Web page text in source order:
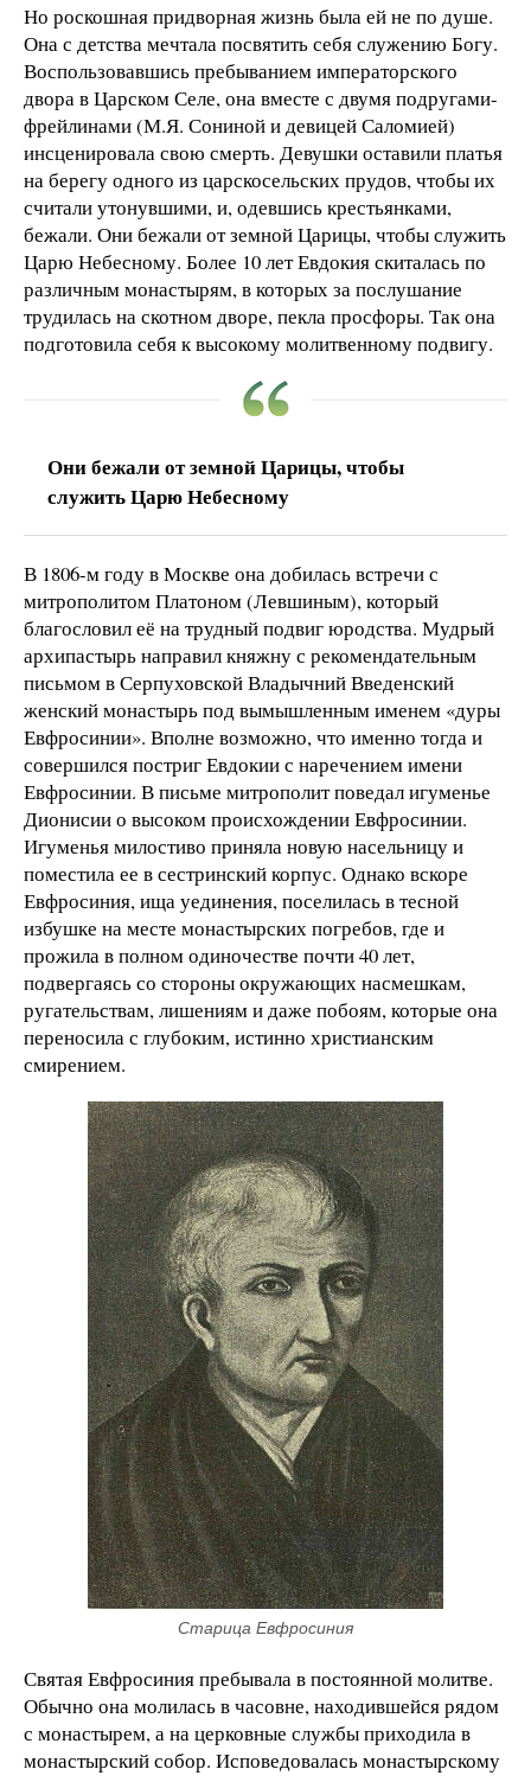
Но роскошная придворная жизнь была ей не по душе.
Она с детства мечтала посвятить себя служению Богу.
Воспользовавшись пребыванием императорского
двора в Царском Селе, она вместе с двумя подругами-
фрейлинами (М.Я. Сониной и девицей Саломией)
инсценировала свою смерть. Девушки оставили платья
на берегу одного из царскосельских прудов, чтобы их
считали утонувшими, и, одевшись крестьянками,
бежали. Они бежали от земной Царицы, чтобы служить
Царю Небесному. Более 10 лет Евдокия скиталась по
различным монастырям, в которых за послушание
трудилась на скотном дворе, пекла просфоры. Так она
подготовила себя к высокому молитвенному подвигу.
Они бежали от земной Царицы, чтобы
служить Царю Небесному
В 1806-м году в Москве она добилась встречи с
митрополитом Платоном (Левшиным), который
благословил её на трудный подвиг юродства. Мудрый
архипастырь направил княжну с рекомендательным
письмом в Серпуховской Владычний Введенский
женский монастырь под вымышленным именем «дуры
Евфросинии». Вполне возможно, что именно тогда и
совершился постриг Евдокии с наречением имени
Евфросинии. В письме митрополит поведал игуменье
Дионисии о высоком происхождении Евфросинии.
Игуменья милостиво приняла новую насельницу и
поместила ее в сестринский корпус. Однако вскоре
Евфросиния, ища уединения, поселилась в тесной
избушке на месте монастырских погребов, где и
прожила в полном одиночестве почти 40 лет,
подвергаясь со стороны окружающих насмешкам,
ругательствам, лишениям и даже побоям, которые она
переносила с глубоким, истинно христианским
смирением.
Старица Евфросиния
Святая Евфросиния пребывала в постоянной молитве.
Обычно она молилась в часовне, находившейся рядом
с монастырем, а на церковные службы приходила в
монастырский собор. Исповедовалась монастырскому